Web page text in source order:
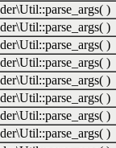
)
)
)
)
)
)
)
)